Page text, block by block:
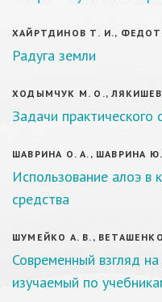
ХАЙРТДИНОВ Т. И.,
Радуга земли
ХОДЫМЧУК М. О.,
Задачи практического
ШАВРИНА О. А., ШАВРИНА
Использование алоэ в
средства
ШУМЕЙКО А. В.,
Современный взгляд
изучаемый по